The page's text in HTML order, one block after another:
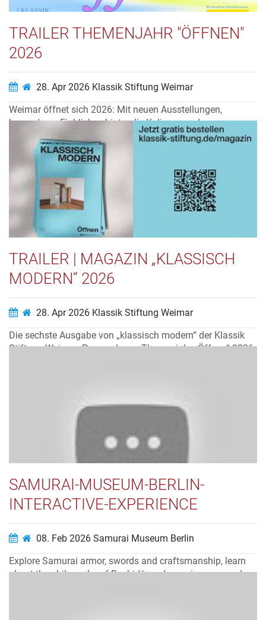
TRAILER THEMENJAHR "ÖFFNEN"
2026
28. Apr 2026 Klassik Stiftung Weimar
Weimar öffnet sich 2026: Mit neuen Ausstellungen,
besonderen Einblicken hinter die Kulissen und
überraschenden Perspektiven lädt die Klassik Stiftung
Weimar dazu ein, ihre Häuser und Sammlungen neu zu
entdecken. Ein Themenjahr voller Begegnungen,
Experimente und offener Türen.
Video ansehen…
TRAILER | MAGAZIN „KLASSISCH
MODERN“ 2026
28. Apr 2026 Klassik Stiftung Weimar
Die sechste Ausgabe von „klassisch modern“ der Klassik
Stiftung Weimar: Passend zum Themenjahr „Öffnen“ 2026
Video ansehen…
SAMURAI-MUSEUM-BERLIN-
INTERACTIVE-EXPERIENCE
08. Feb 2026 Samurai Museum Berlin
Explore Samurai armor, swords and craftsmanship, learn
about the philosophy of Bushidō, and experience everyday